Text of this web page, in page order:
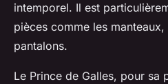
intemporel. Il est
pièces comme les
pantalons.
Le Prince de Galles, pour sa